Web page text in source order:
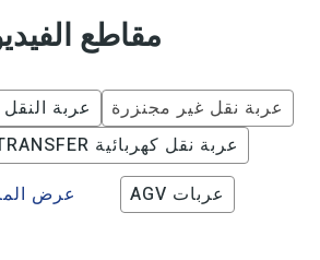
مقاطع
عربة نقل غير مجنزرة
عربة
عربة نقل كهربائية CTRANSFER كهربائية
عربات AGV
عرض